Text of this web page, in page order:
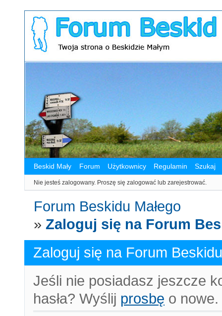
Beskid Mały Forum Użytkownicy Regulamin Szukaj
Nie jesteś zalogowany. Proszę się zalogować lub zarejestrować.
Forum Beskidu Małego
»Zaloguj się na Forum
Zaloguj się na Forum
Jeśli nie posiadasz jeszcze
hasła? Wyślij prosbę o nowe.